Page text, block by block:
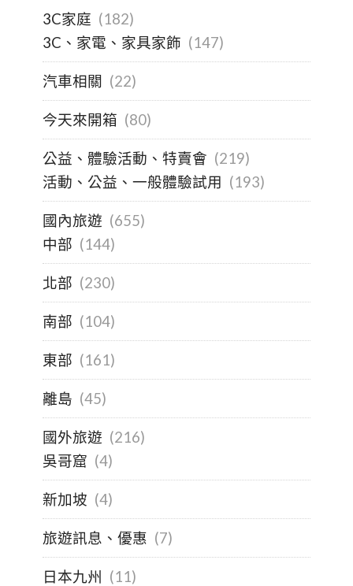
3C家庭 (182)
3C、家電、家具家飾 (147)
汽車相關 (22)
今天來開箱 (80)
公益、體驗活動、特賣會 (219)
活動、公益、一般體驗試用 (193)
國內旅遊 (655)
中部 (144)
北部 (230)
南部 (104)
東部 (161)
離島 (45)
國外旅遊 (216)
吳哥窟 (4)
新加坡 (4)
旅遊訊息、優惠 (7)
日本九州 (11)